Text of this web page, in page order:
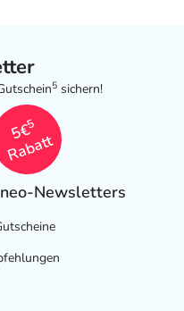
5 sichern!
5€
5
Rabatt
Newsletters